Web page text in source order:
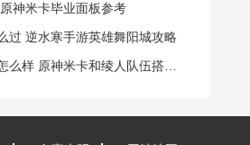
神米卡毕业面板参考
过 逆水寒手游英雄舞阳城攻略
原神米卡和绫人队伍搭配思路